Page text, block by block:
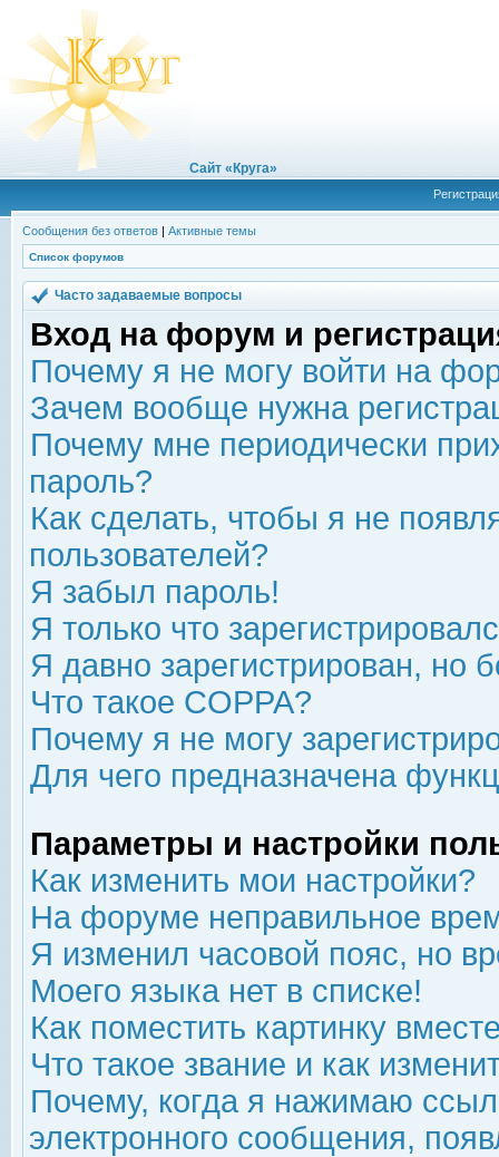
Сайт «Круга»
Сообщения без ответов | Активные темы
Список форумов
Часто задаваемые вопросы
Вход на форум и
Почему я не могу войти на
Зачем вообще нужна
Почему мне периодически
пароль?
Как сделать, чтобы я не
пользователей?
Я забыл пароль!
Я только что
Я давно зарегистрирован, но
Что такое COPPA?
Почему я не могу
Для чего предназначена
Параметры и настройки
Как изменить мои настройки?
На форуме неправильное
Я изменил часовой пояс, но
Моего языка нет в списке!
Как поместить картинку
Что такое звание и как
Почему, когда я нажимаю
электронного сообщения,